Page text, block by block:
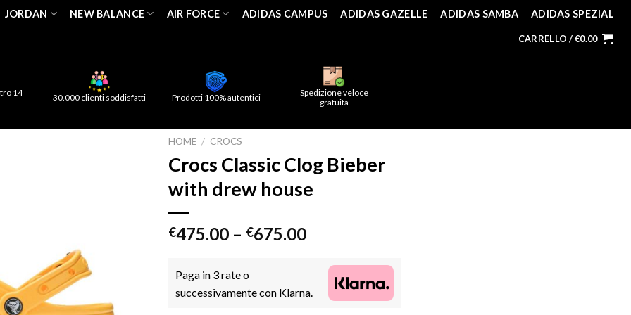
JORDAN NEW BALANCE AIR FORCE ADIDAS CAMPUS ADIDAS GAZELLE ADIDAS SAMBA ADIDAS SPEZIAL
CARRELLO /€0.00
14
30.000 clienti soddisfatti Prodotti 100% autentici
Spedizione veloce
gratuita
HOME / CROCS
Crocs Classic Clog Bieber
with drew house
€475.00 – €675.00
Paga in 3 rate o
successivamente con Klarna.